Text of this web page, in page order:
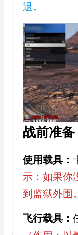
退。
战前准备
使用载具：
示：如果你
到监狱外围
飞行载具：